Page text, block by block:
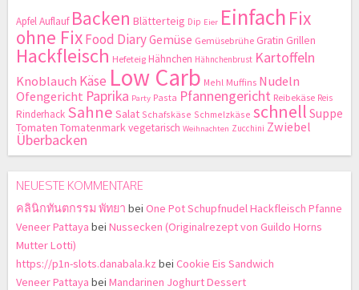
ApfelAuflauf Backen Blätterteig Dip Eier Einfach Fix
ohne FixFood DiaryGemüse Gemüsebrühe Gratin Grillen
Hackfleisch Hefeteig Hähnchen Hähnchenbrust Kartoffeln
Knoblauch Käse Low Carb Mehl Muffins Nudeln
Ofengericht Paprika Party Pasta Pfannengericht Reibekäse Reis
Rinderhack Sahne Salat Schafskäse Schmelzkäse schnell Suppe
Tomaten Tomatenmarkvegetarisch Weihnachten Zucchini Zwiebel
Überbacken
NEUESTE KOMMENTARE
คลินิกทันตกรรม พัทยา bei One Pot Schupfnudel Hackfleisch Pfanne
Veneer Pattaya bei Nussecken (Originalrezept von Guildo Horns
Mutter Lotti)
https://p1n-slots.danabala.kz bei Cookie Eis Sandwich
Veneer Pattaya bei Mandarinen Joghurt Dessert